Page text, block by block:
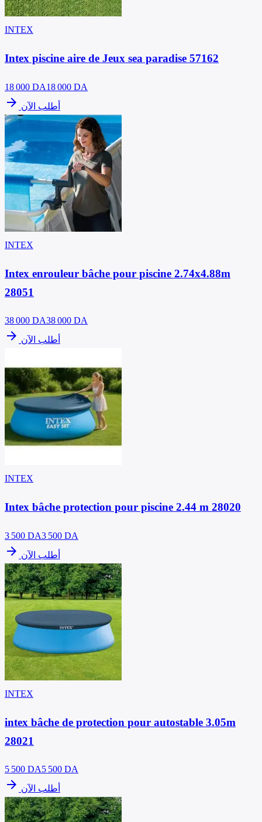
INTEX
Intex piscine aire de Jeux sea paradise 57162
18 000 DA18 000 DA
arrow_forward أطلب الآن
INTEX
Intex enrouleur bâche pour piscine 2.74x4.88m
28051
38 000 DA38 000 DA
arrow_forward أطلب الآن
INTEX
Intex bâche protection pour piscine 2.44 m 28020
3 500 DA3 500 DA
arrow_forward أطلب الآن
INTEX
intex bâche de protection pour autostable 3.05m
28021
5 500 DA5 500 DA
arrow_forward أطلب الآن